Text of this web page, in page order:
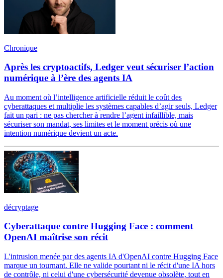
Chronique
Après les cryptoactifs, Ledger veut sécuriser l’action
numérique à l’ère des agents IA
Au moment où l’intelligence artificielle réduit le coût des
cyberattaques et multiplie les systèmes capables d’agir seuls, Ledger
fait un pari : ne pas chercher à rendre l’agent infaillible, mais
sécuriser son mandat, ses limites et le moment précis où une
intention numérique devient un acte.
décryptage
Cyberattaque contre Hugging Face : comment
OpenAI maîtrise son récit
L'intrusion menée par des agents IA d'OpenAI contre Hugging Face
marque un tournant. Elle ne valide pourtant ni le récit d'une IA hors
de contrôle, ni celui d'une cybersécurité devenue obsolète, tout en